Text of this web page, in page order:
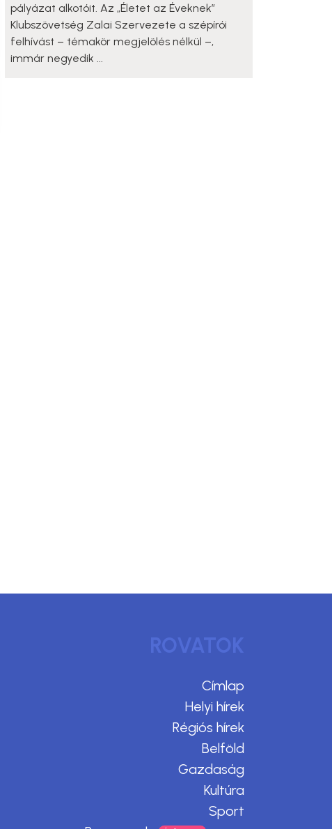
pályázat alkotóit. Az „Életet az Éveknek”
Klubszövetség Zalai Szervezete a szépírói
felhívást – témakör megjelölés nélkül –,
immár negyedik ...
ROVATOK
Címlap
Helyi hírek
Régiós hírek
Belföld
Gazdaság
Kultúra
Sport